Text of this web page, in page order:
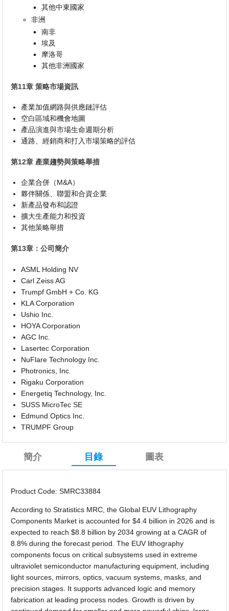
其他中東國家
非洲
南非
埃及
摩洛哥
其他非洲國家
第11章 策略市場資訊
產業加值網路與供應鏈評估
空白區域和機會地圖
產品演進與市場生命週期分析
通路、經銷商和打入市場策略的評估
第12章 產業趨勢與策略舉措
企業合併（M&A）
夥伴關係、聯盟和合資企業
新產品發布和認證
擴大生產能力和投資
其他策略舉措
第13章：公司簡介
ASML Holding NV
Carl Zeiss AG
Trumpf GmbH + Co. KG
KLA Corporation
Ushio Inc.
HOYA Corporation
AGC Inc.
Lasertec Corporation
NuFlare Technology Inc.
Photronics, Inc.
Rigaku Corporation
Energetiq Technology, Inc.
SUSS MicroTec SE
Edmund Optics Inc.
TRUMPF Group
簡介 目錄 圖表
Product Code: SMRC33884
According to Stratistics MRC, the Global EUV Lithography
Components Market is accounted for $4.4 billion in 2026 and is
expected to reach $8.8 billion by 2034 growing at a CAGR of
8.8% during the forecast period. The EUV lithography
components focus on critical subsystems used in extreme
ultraviolet semiconductor manufacturing equipment, including
light sources, mirrors, optics, vacuum systems, masks, and
precision stages. It supports advanced logic and memory
fabrication at leading process nodes. Growth is driven by